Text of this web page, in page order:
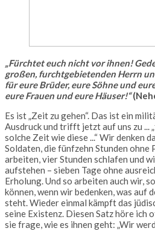
„Fürchtet euch nicht vor ihnen!
großen, furchtgebietenden Herrn
für eure Brüder, eure Söhne und
eure Frauen und eure Häuser!“
Es ist „Zeit zu gehen“. Das ist ein
Ausdruck und trifft jetzt auf uns zu ...
solche Zeit wie diese ...“ Wir denken
Soldaten, die fünfzehn Stunden ohne
arbeiten, vier Stunden schlafen und
aufstehen – sieben Tage ohne
Erholung. Und so arbeiten auch wir,
können, wenn wir bedenken, was auf
steht. Wieder einmal kämpft das
seine Existenz. Diesen Satz höre ich
sie frage, wie es ihnen geht: „Wir